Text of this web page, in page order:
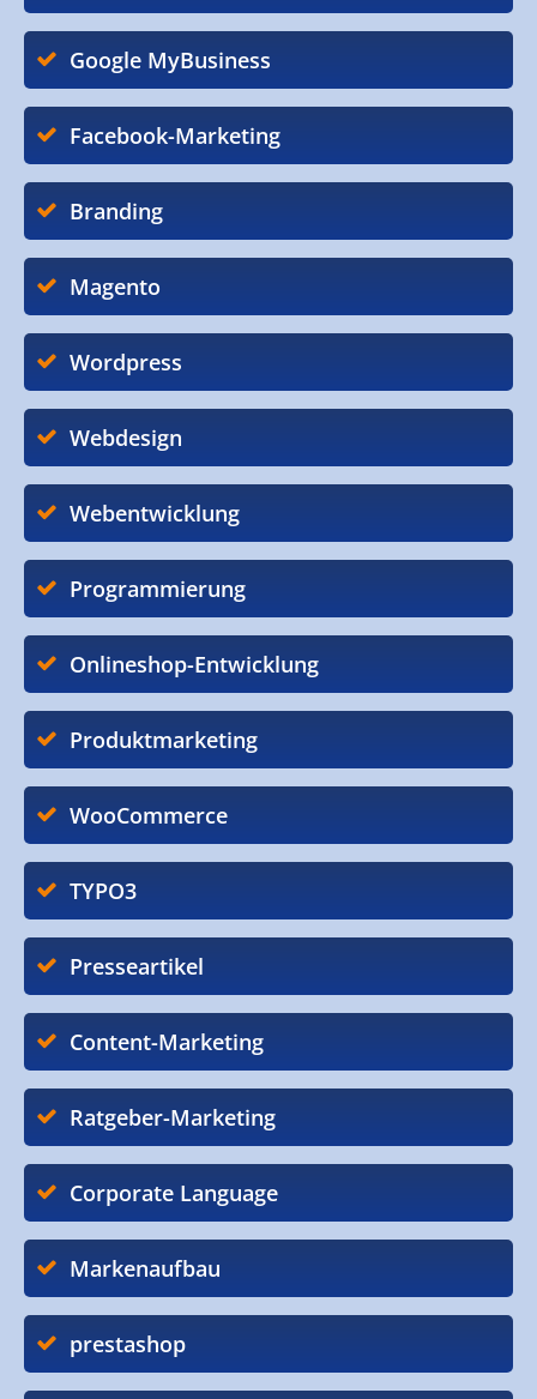
Google MyBusiness
Facebook-Marketing
Branding
Magento
Wordpress
Webdesign
Webentwicklung
Programmierung
Onlineshop-Entwicklung
Produktmarketing
WooCommerce
TYPO3
Presseartikel
Content-Marketing
Ratgeber-Marketing
Corporate Language
Markenaufbau
prestashop